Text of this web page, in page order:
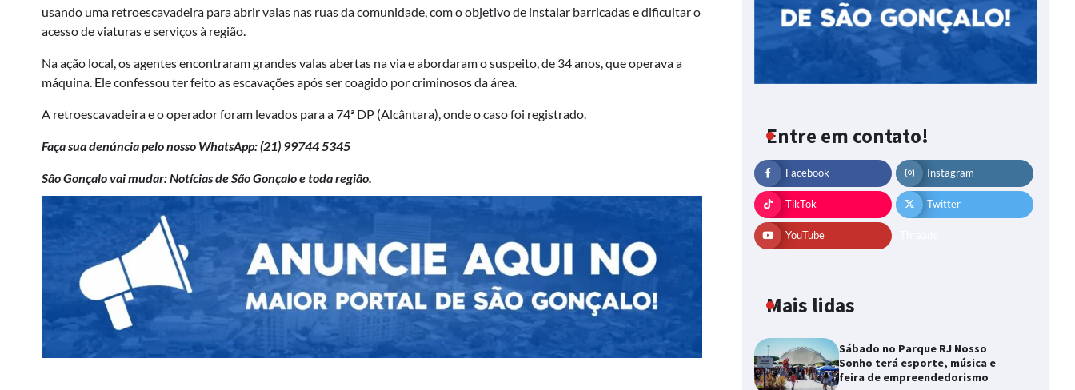
usando uma retroescavadeira para abrir valas nas ruas da comunidade, com o objetivo de instalar barricadas e dificultar o
acesso de viaturas e serviços à região.
Na ação local, os agentes encontraram grandes valas abertas na via e abordaram o suspeito, de 34 anos, que operava a
máquina. Ele confessou ter feito as escavações após ser coagido por criminosos da área.
A retroescavadeira e o operador foram levados para a 74ª DP (Alcântara), onde o caso foi registrado.
Faça sua denúncia pelo nosso WhatsApp: (21) 99744 5345
São Gonçalo vai mudar: Notícias de São Gonçalo e toda região.
Entre em contato!
Facebook Instagram
TikTok Twitter
YouTube
Mais lidas
Sábado no Parque RJ Nosso
Sonho terá esporte, música e
feira de empreendedorismo